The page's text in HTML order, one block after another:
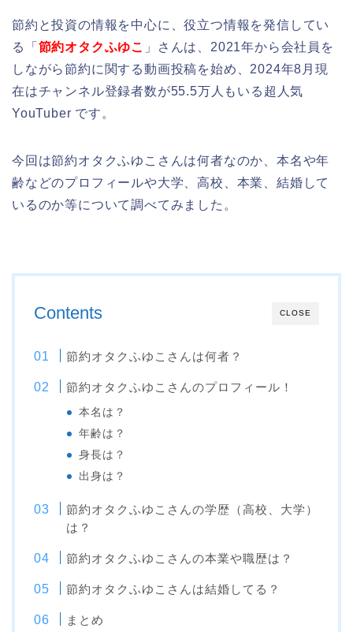
節約と投資の情報を中心に、役立つ情報を発信してい
る「 節約オタクふゆこ
」さんは、2021年から会社員を
しながら節約に関する動画投稿を始め、2024年8月現
在はチャンネル登録者数が55.5万人もいる超人気
YouTuber です。
今回は節約オタクふゆこさんは何者なのか、本名や年
齢などのプロフィールや大学、高校、本業、結婚して
いるのか等について調べてみました。
CLOSE
Contents
節約オタクふゆこさんは何者？
節約オタクふゆこさんのプロフィール！
本名は？
年齢は？
身長は？
出身は？
節約オタクふゆこさんの学歴（高校、大学）
は？
節約オタクふゆこさんの本業や職歴は？
節約オタクふゆこさんは結婚してる？
まとめ